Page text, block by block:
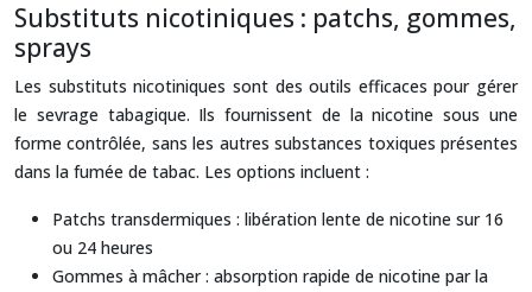
Substituts nicotiniques : patchs, gommes,
sprays
Les substituts nicotiniques sont des outils efficaces pour gérer
le sevrage tabagique. Ils fournissent de la nicotine sous une
forme contrôlée, sans les autres substances toxiques présentes
dans la fumée de tabac. Les options incluent :
Patchs transdermiques : libération lente de nicotine sur 16
ou 24 heures
Gommes à mâcher : absorption rapide de nicotine par la